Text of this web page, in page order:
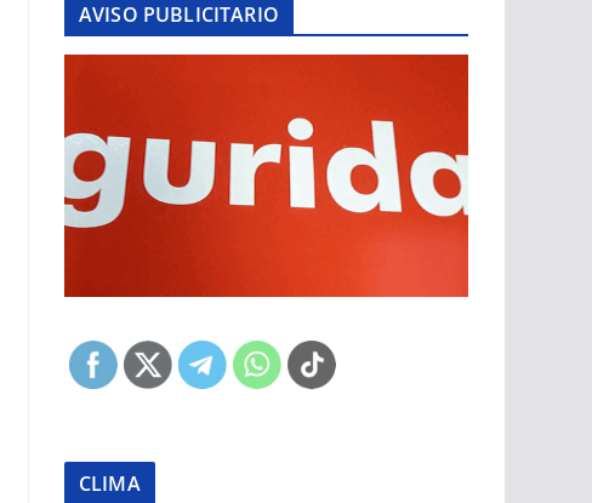
AVISO PUBLICITARIO
CLIMA